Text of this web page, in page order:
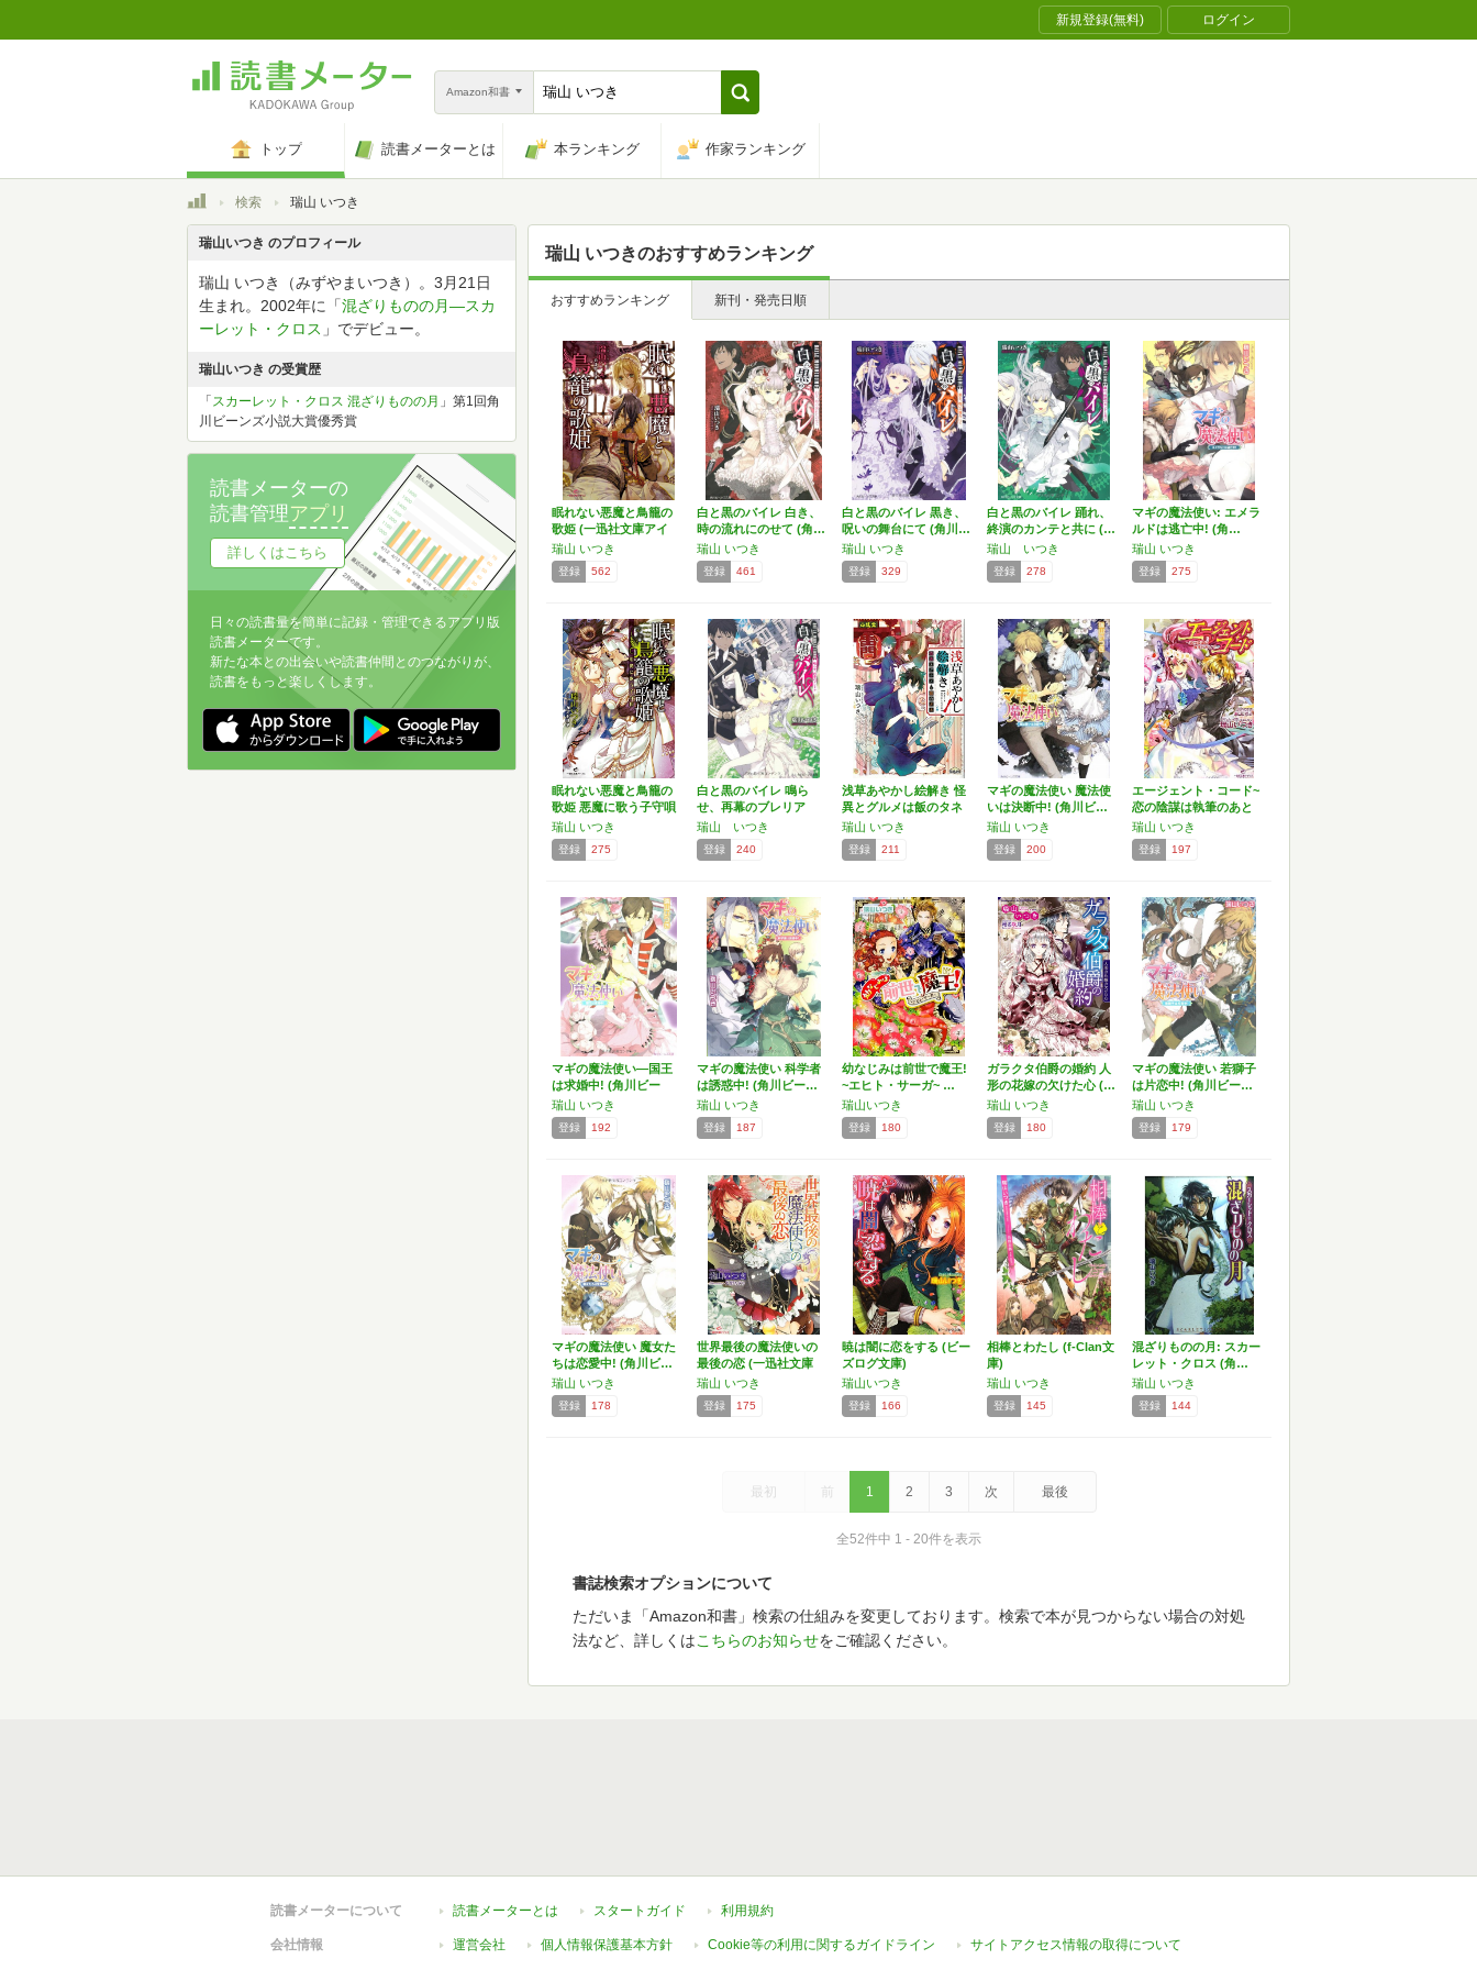
新規登録(無料) ログイン
Amazon和書
トップ 読書メーターとは 本ランキング 作家ランキング
トップ検索 瑞山 いつき
瑞山 いつきのおすすめランキング
おすすめランキング 新刊・発売日順
眠れない悪魔と鳥籠の
歌姫 (一迅社文庫アイ
リ…
瑞山 いつき
登録 562
白と黒のバイレ 白き、
時の流れにのせて (角…
瑞山 いつき
登録 461
白と黒のバイレ 黒き、
呪いの舞台にて (角川…
瑞山 いつき
登録 329
白と黒のバイレ 踊れ、
終演のカンテと共に (…
瑞山 いつき
登録 278
マギの魔法使い: エメラ
ルドは逃亡中! (角…
瑞山 いつき
登録 275
眠れない悪魔と鳥籠の
歌姫 悪魔に歌う子守唄
…
瑞山 いつき
登録 275
白と黒のバイレ 鳴ら
せ、再幕のブレリア
(角…
瑞山 いつき
登録 240
浅草あやかし絵解き 怪
異とグルメは飯のタネ
…
瑞山 いつき
登録 211
マギの魔法使い 魔法使
いは決断中! (角川ビ…
瑞山 いつき
登録 200
エージェント・コード~
恋の陰謀は執筆のあと
で…
瑞山 いつき
登録 197
マギの魔法使い―国王
は求婚中! (角川ビー
ン…
瑞山 いつき
登録 192
マギの魔法使い 科学者
は誘惑中! (角川ビー…
瑞山 いつき
登録 187
幼なじみは前世で魔王!
~エヒト・サーガ~ …
瑞山いつき
登録 180
ガラクタ伯爵の婚約 人
形の花嫁の欠けた心 (…
瑞山 いつき
登録 180
マギの魔法使い 若獅子
は片恋中! (角川ビー…
瑞山 いつき
登録 179
マギの魔法使い 魔女た
ちは恋愛中! (角川ビ…
瑞山 いつき
登録 178
世界最後の魔法使いの
最後の恋 (一迅社文庫
ア…
瑞山 いつき
登録 175
暁は闇に恋をする (ビー
ズログ文庫)
瑞山いつき
登録 166
相棒とわたし (f‐Clan文
庫)
瑞山 いつき
登録 145
混ざりものの月: スカー
レット・クロス (角…
瑞山 いつき
登録 144
最初 前 1 2 3 次 最後
全52件中 1 - 20件を表示
書誌検索オプションについて
ただいま「Amazon和書」検索の仕組みを変更しております。検索で本が見つからない場合の対処
法など、詳しくはこちらのお知らせをご確認ください。
瑞山いつき のプロフィール
瑞山 いつき（みずやまいつき）。3月21日
生まれ。2002年に「混ざりものの月―スカ
ーレット・クロス 」でデビュー。
瑞山いつき の受賞歴
「 スカーレット・クロス 混ざりものの月 」第1回角
川ビーンズ小説大賞優秀賞
読書メーターの
読書管理アプリ
詳しくはこちら
日々の読書量を簡単に記録・管理できるアプリ版
読書メーターです。
新たな本との出会いや読書仲間とのつながりが、
読書をもっと楽しくします。
読書メーターについて 読書メーターとは スタートガイド 利用規約
会社情報 運営会社 個人情報保護基本方針 Cookie等の利用に関するガイドライン サイトアクセス情報の取得について